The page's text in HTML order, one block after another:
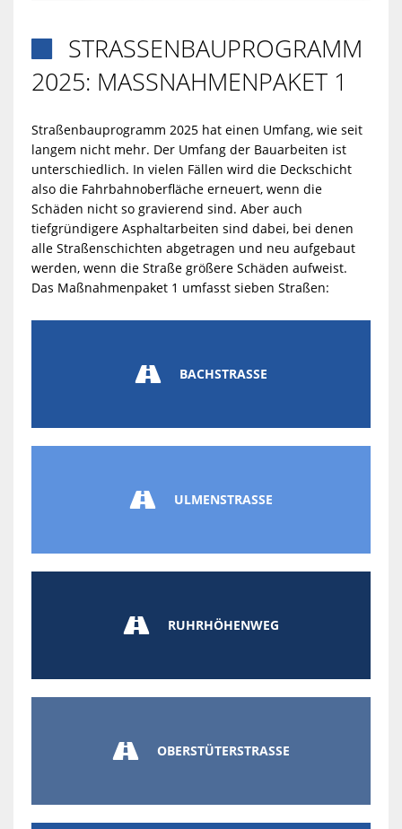
STRASSENBAUPROGRAMM 2
025: MASSNAHMENPAKET 1
Straßenbauprogramm 2025 hat einen Umfang, wie seit
langem nicht mehr. Der Umfang der Bauarbeiten ist
unterschiedlich. In vielen Fällen wird die Deckschicht
also die Fahrbahnoberfläche erneuert, wenn die
Schäden nicht so gravierend sind. Aber auch
tiefgründigere Asphaltarbeiten sind dabei, bei denen
alle Straßenschichten abgetragen und neu aufgebaut
werden, wenn die Straße größere Schäden aufweist.
Das Maßnahmenpaket 1 umfasst sieben Straßen:
 BACHSTRASSE
 ULMENSTRASSE
 RUHRHÖHENWEG
 OBERSTÜTERSTRASSE